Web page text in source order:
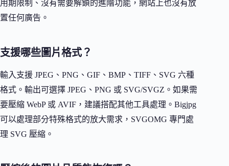
用期限制、沒有需要解鎖的進階功能，網站上也沒有放
置任何廣告。
支援哪些圖片格式？
輸入支援 JPEG、PNG、GIF、BMP、TIFF、SVG 六種
格式。輸出可選擇 JPEG、PNG 或 SVG/SVGZ。如果需
要壓縮 WebP 或 AVIF，建議搭配其他工具處理。Bigjpg
可以處理部分特殊格式的放大需求，SVGOMG 專門處
理 SVG 壓縮。